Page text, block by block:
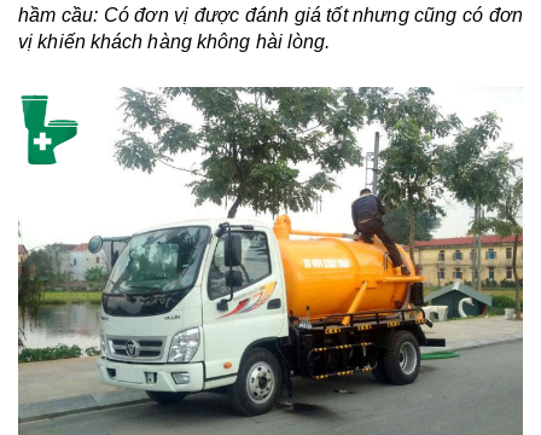
hầm cầu: Có đơn vị được đánh giá tốt nhưng cũng có đơn
vị khiến khách hàng không hài lòng.